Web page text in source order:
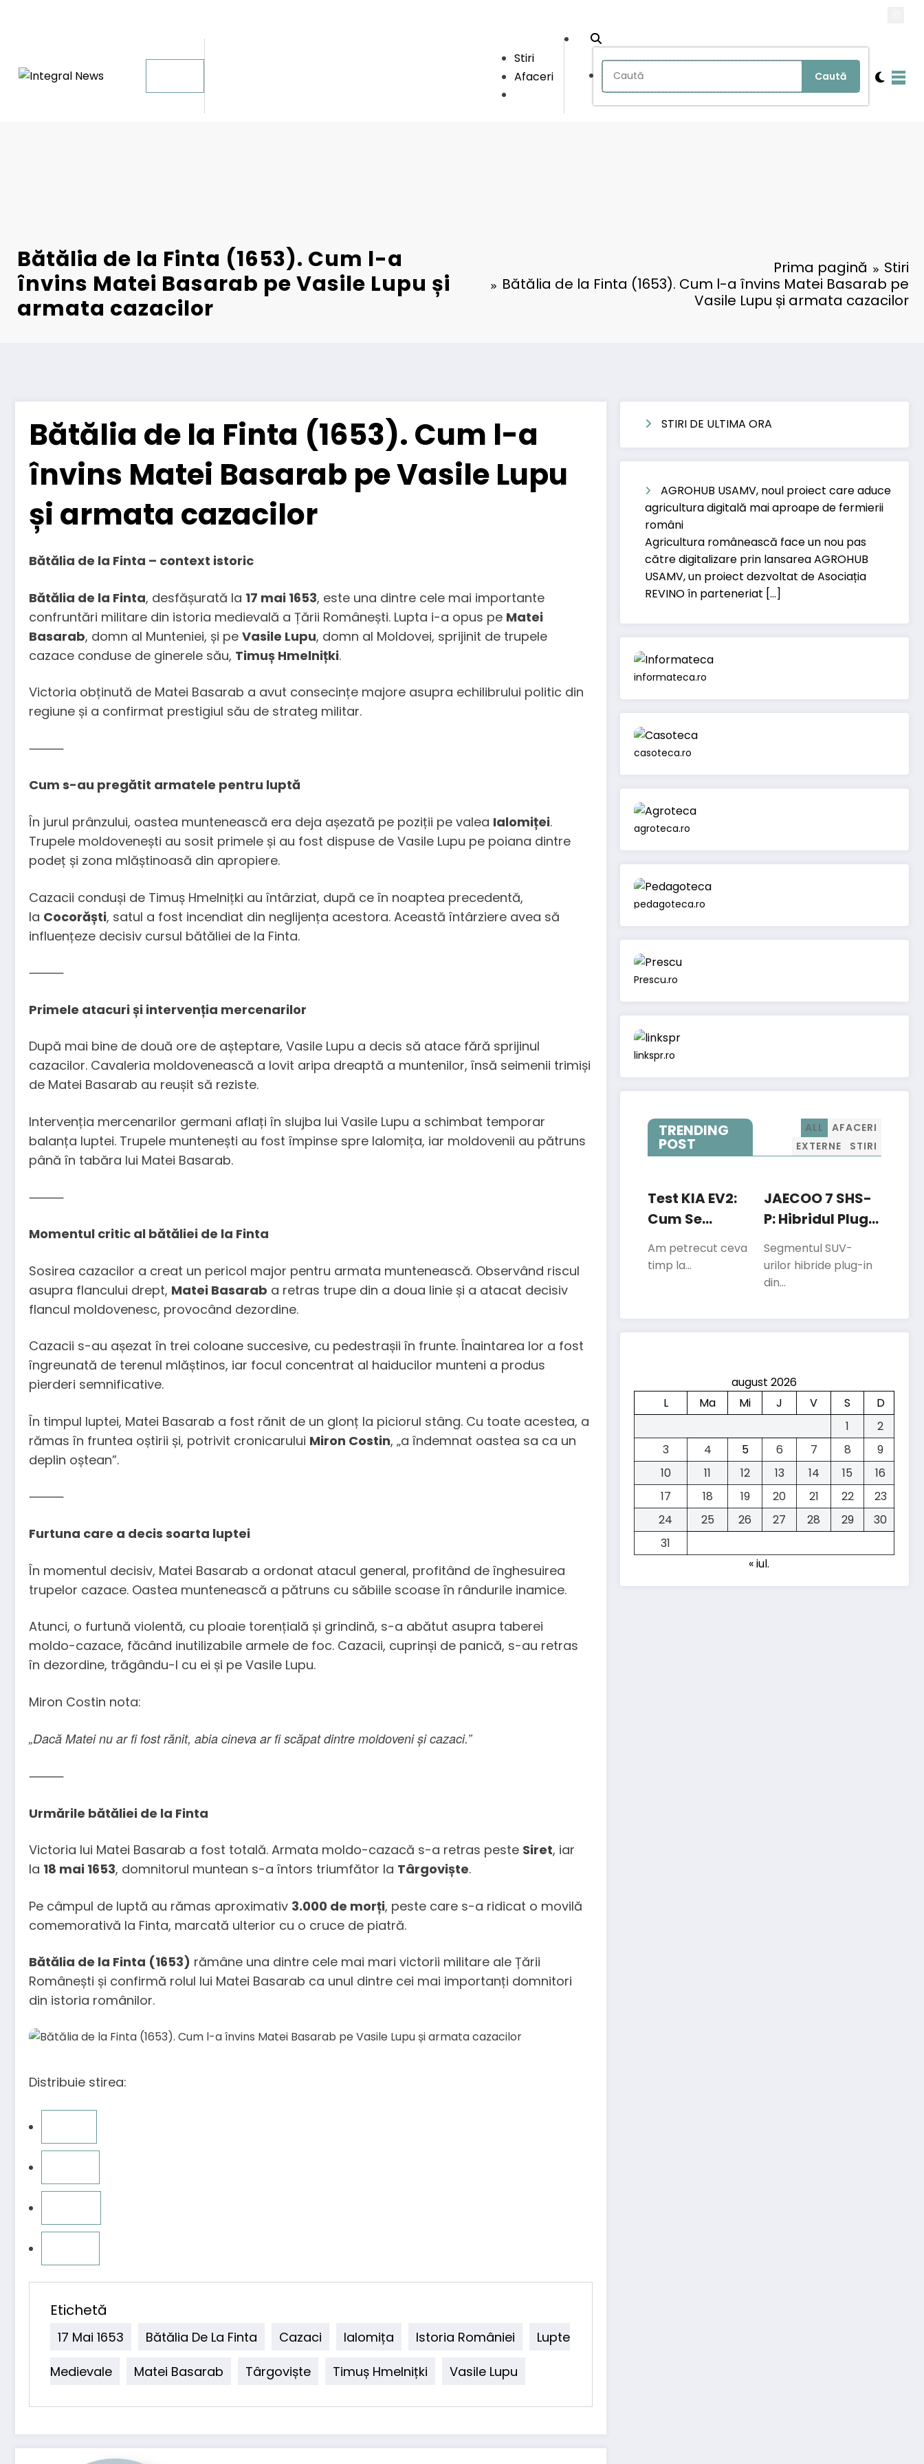
Stiri
Afaceri
Bătălia de la Finta (1653). Cum l-a
învins Matei Basarab pe Vasile Lupu și
armata cazacilor
Prima pagină
Stiri
Bătălia de la Finta (1653). Cum l-a învins Matei Basarab pe
Vasile Lupu și armata cazacilor
Bătălia de la Finta (1653). Cum l-a
învins Matei Basarab pe Vasile Lupu
și armata cazacilor
Bătălia de la Finta – context istoric
Bătălia de la Finta, desfășurată la 17 mai 1653, este una dintre cele mai importante
confruntări militare din istoria medievală a Țării Românești. Lupta i-a opus pe Matei
Basarab, domn al Munteniei, și pe Vasile Lupu, domn al Moldovei, sprijinit de trupele
cazace conduse de ginerele său, Timuș Hmelnițki.
Victoria obținută de Matei Basarab a avut consecințe majore asupra echilibrului politic din
regiune și a confirmat prestigiul său de strateg militar.
⸻
Cum s-au pregătit armatele pentru luptă
În jurul prânzului, oastea muntenească era deja așezată pe poziții pe valea Ialomiței.
Trupele moldovenești au sosit primele și au fost dispuse de Vasile Lupu pe poiana dintre
podeț și zona mlăștinoasă din apropiere.
Cazacii conduși de Timuș Hmelnițki au întârziat, după ce în noaptea precedentă,
la Cocorăști, satul a fost incendiat din neglijența acestora. Această întârziere avea să
influențeze decisiv cursul bătăliei de la Finta.
⸻
Primele atacuri și intervenția mercenarilor
După mai bine de două ore de așteptare, Vasile Lupu a decis să atace fără sprijinul
cazacilor. Cavaleria moldovenească a lovit aripa dreaptă a muntenilor, însă seimenii trimiși
de Matei Basarab au reușit să reziste.
Intervenția mercenarilor germani aflați în slujba lui Vasile Lupu a schimbat temporar
balanța luptei. Trupele muntenești au fost împinse spre Ialomița, iar moldovenii au pătruns
până în tabăra lui Matei Basarab.
⸻
Momentul critic al bătăliei de la Finta
Sosirea cazacilor a creat un pericol major pentru armata muntenească. Observând riscul
asupra flancului drept, Matei Basarab a retras trupe din a doua linie și a atacat decisiv
flancul moldovenesc, provocând dezordine.
Cazacii s-au așezat în trei coloane succesive, cu pedestrașii în frunte. Înaintarea lor a fost
îngreunată de terenul mlăștinos, iar focul concentrat al haiducilor munteni a produs
pierderi semnificative.
În timpul luptei, Matei Basarab a fost rănit de un glonț la piciorul stâng. Cu toate acestea, a
rămas în fruntea oștirii și, potrivit cronicarului Miron Costin, „a îndemnat oastea sa ca un
deplin oștean”.
⸻
Furtuna care a decis soarta luptei
În momentul decisiv, Matei Basarab a ordonat atacul general, profitând de înghesuirea
trupelor cazace. Oastea muntenească a pătruns cu săbiile scoase în rândurile inamice.
Atunci, o furtună violentă, cu ploaie torențială și grindină, s-a abătut asupra taberei
moldo-cazace, făcând inutilizabile armele de foc. Cazacii, cuprinși de panică, s-au retras
în dezordine, trăgându-l cu ei și pe Vasile Lupu.
Miron Costin nota:
„Dacă Matei nu ar fi fost rănit, abia cineva ar fi scăpat dintre moldoveni și cazaci.”
⸻
Urmările bătăliei de la Finta
Victoria lui Matei Basarab a fost totală. Armata moldo-cazacă s-a retras peste Siret, iar
la 18 mai 1653, domnitorul muntean s-a întors triumfător la Târgoviște.
Pe câmpul de luptă au rămas aproximativ 3.000 de morți, peste care s-a ridicat o movilă
comemorativă la Finta, marcată ulterior cu o cruce de piatră.
Bătălia de la Finta (1653) rămâne una dintre cele mai mari victorii militare ale Țării
Românești și confirmă rolul lui Matei Basarab ca unul dintre cei mai importanți domnitori
din istoria românilor.
Distribuie stirea:
Etichetă
17 Mai 1653 Bătălia De La Finta Cazaci Ialomița Istoria României
Lupte
Medievale
Matei Basarab Târgoviște Timuș Hmelnițki Vasile Lupu
STIRI DE ULTIMA ORA
AGROHUB USAMV, noul proiect care aduce
agricultura digitală mai aproape de fermierii
români
Agricultura românească face un nou pas
către digitalizare prin lansarea AGROHUB
USAMV, un proiect dezvoltat de Asociația
REVINO în parteneriat […]
informateca.ro
casoteca.ro
agroteca.ro
pedagoteca.ro
Prescu.ro
linkspr.ro
TRENDING
POST
ALL
AFACERI
EXTERNE
STIRI
Test KIA EV2:
Cum Se
Descurcă Cea
Mai Mică
București
Am petrecut ceva
timp la…
JAECOO 7 SHS-
P: Hibridul Plug-
In Care Vrea Să
Concureze Cu
Liderii
Segmentul SUV-
urilor hibride plug-in
din…
august 2026
L
Ma Mi J V S
D
1
2
3
4 5 6 7 8
9
10
11 12 13 14 15
16
17
18 19 20 21 22
23
24
25 26 27 28 29
30
31
« iul.